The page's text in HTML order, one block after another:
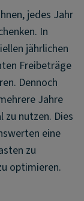
jedes Jahr
In
jährlichen
Freibeträge
Dennoch
Jahre
nutzen. Dies
eine
zu
optimieren.